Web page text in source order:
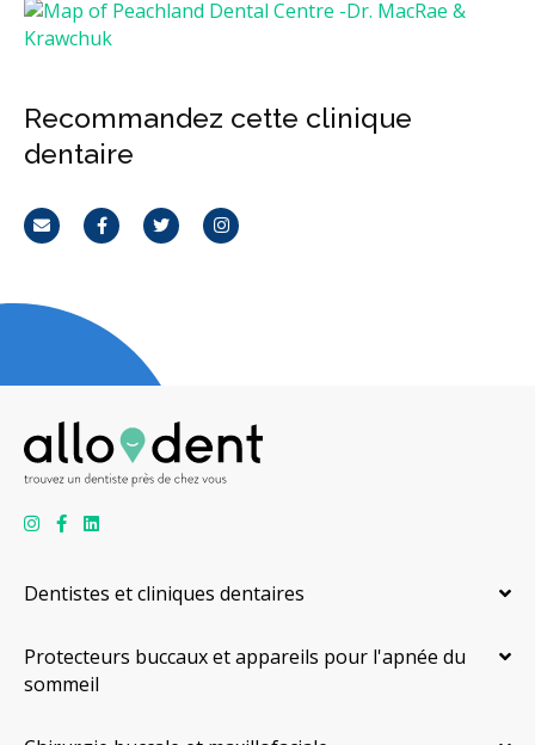
Recommandez cette clinique
dentaire
CourrielFacebookTwitterInstagram
Dentistes et cliniques dentaires
Protecteurs buccaux et appareils pour l'apnée du
sommeil